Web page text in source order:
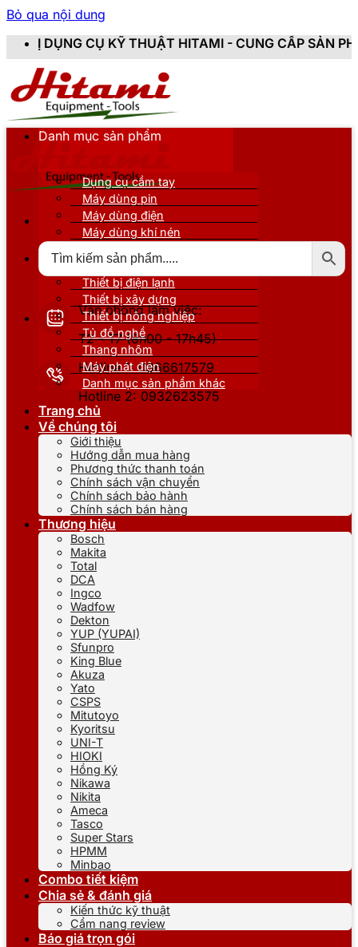
Bỏ qua nội dung
THUẬT HITAMI - CUNG CẤP SẢN PHẨM CHÍNH
Văn phòng làm việc:
T2 - T7 (8h00 - 17h45)
Hotline 1: 0866617579
Hotline 2: 0932623575
Danh mục sản phẩm
Dụng cụ cầm tay
Máy dùng pin
Máy dùng điện
Máy dùng khí nén
Thiết bị nâng đỡ
Thiết bị điện lạnh
Thiết bị xây dựng
Thiết bị nông nghiệp
Tủ đồ nghề
Thang nhôm
Máy phát điện
Danh mục sản phẩm khác
Trang chủ
Về chúng tôi
Giới thiệu
Hướng dẫn mua hàng
Phương thức thanh toán
Chính sách vận chuyển
Chính sách bảo hành
Chính sách bán hàng
Thương hiệu
Bosch
Makita
Total
DCA
Ingco
Wadfow
Dekton
YUP (YUPAI)
Sfunpro
King Blue
Akuza
Yato
CSPS
Mitutoyo
Kyoritsu
UNI-T
HIOKI
Hồng Ký
Nikawa
Nikita
Ameca
Tasco
Super Stars
HPMM
Minbao
Combo tiết kiệm
Chia sẻ & đánh giá
Kiến thức kỹ thuật
Cẩm nang review
Báo giá trọn gói